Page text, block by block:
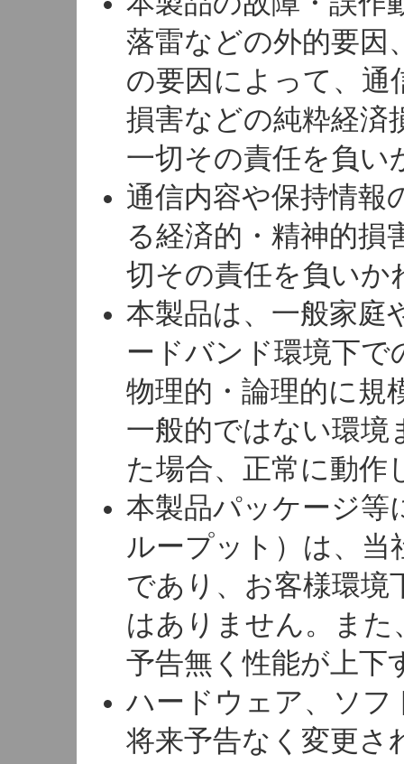
落雷などの外的要因
の要因によって、通
損害などの純粋経済
一切その責任を負い
通信内容や保持情報
る経済的・精神的損
切その責任を負いか
本製品は、一般家庭
ードバンド環境下で
物理的・論理的に規
一般的ではない環境
た場合、正常に動作
本製品パッケージ等
ループット）は、当
であり、お客様環境
はありません。ま
予告無く性能が上下
ハードウェア、ソフ
将来予告なく変更さ